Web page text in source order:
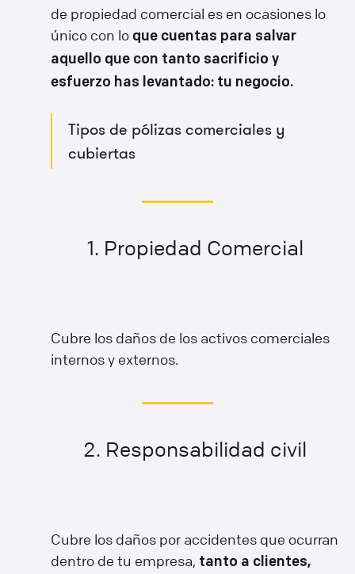
de propiedad comercial es en ocasiones lo
único con lo que cuentas para salvar
aquello que con tanto sacrificio y
esfuerzo has levantado: tu negocio.
Tipos de pólizas comerciales y
cubiertas
1. Propiedad Comercial
Cubre los daños de los activos comerciales
internos y externos.
2. Responsabilidad civil
Cubre los daños por accidentes que ocurran
dentro de tu empresa, tanto a clientes,